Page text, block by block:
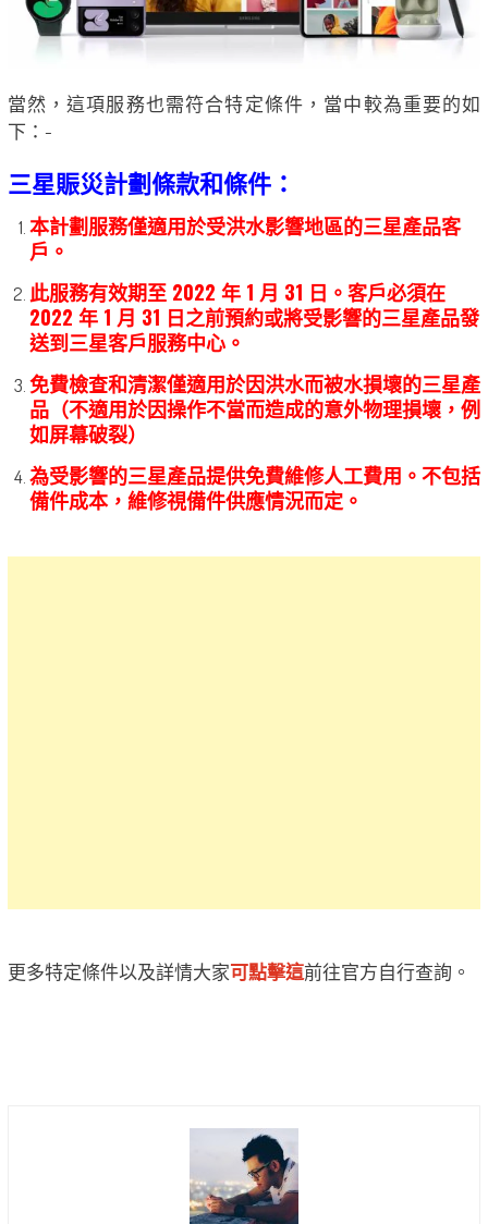
當然，這項服務也需符合特定條件，當中較為重要的如
下：-
三星賑災計劃條款和條件：
本計劃服務僅適用於受洪水影響地區的三星產品客
戶。
此服務有效期至 2022 年 1 月 31 日。客戶必須在
2022 年 1 月 31 日之前預約或將受影響的三星產品發
送到三星客戶服務中心。
免費檢查和清潔僅適用於因洪水而被水損壞的三星產
品（不適用於因操作不當而造成的意外物理損壞，例
如屏幕破裂）
為受影響的三星產品提供免費維修人工費用。不包括
備件成本，維修視備件供應情況而定。
更多特定條件以及詳情大家可點擊這前往官方自行查詢。